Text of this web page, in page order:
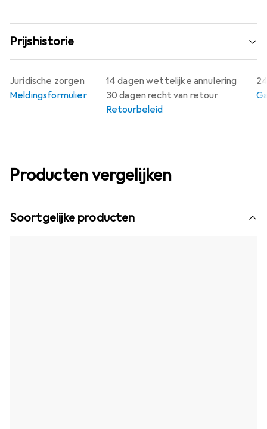
Prijshistorie
14 dagen wettelijke annulering
30 dagen recht van retour
Retourbeleid
Juridische zorgen
Meldingsformulier
Producten vergelijken
Soortgelijke producten